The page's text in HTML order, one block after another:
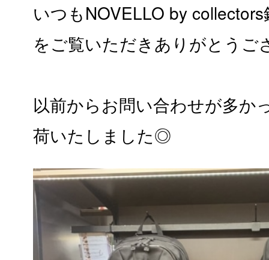
いつもNOVELLO by
をご覧いただきありがとうご
以前からお問い合わせが多か
荷いたしました◎